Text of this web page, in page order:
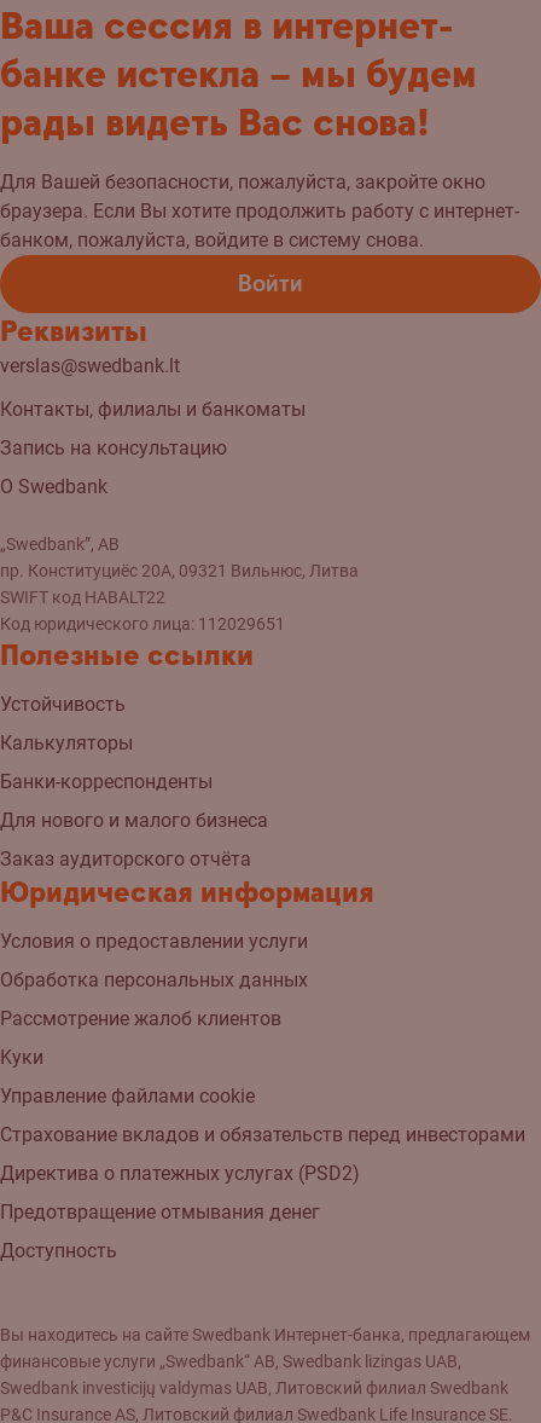
Ваша сессия в интернет-
банке истекла – мы будем
рады видеть Вас снова!
Для Вашей безопасности, пожалуйста, закройте окно
браузера. Если Вы хотите продолжить работу с интернет-
банком, пожалуйста, войдите в систему снова.
Войти
Реквизиты
verslas@swedbank.lt
Контакты, филиалы и банкоматы
Запись на консультацию
О Swedbank
„Swedbank”, AB
пр. Конституциёс 20A, 09321 Вильнюс, Литва
SWIFT код HABALT22
Код юридического лица: 112029651
Полезные ссылки
Устойчивость
Калькуляторы
Банки-корреспонденты
Для нового и малого бизнеса
Заказ аудиторского отчёта
Юридическая информация
Условия о предоставлении услуги
Обработка персональных данных
Рассмотрение жалоб клиентов
Kуки
Управление файлами cookie
Страхованиe вкладов и обязательств перед инвесторами
Директива о платежных услугах (PSD2)
Предотвращение отмывания денег
Доступность
Вы находитесь на сайте Swedbank Интернет-банка, предлагающем
финансовые услуги „Swedbank“ AB, Swedbank lizingas UAB,
Swedbank investicijų valdymas UAB, Литовский филиал Swedbank
P&C Insurance AS, Литовский филиал Swedbank Life Insurance SE.